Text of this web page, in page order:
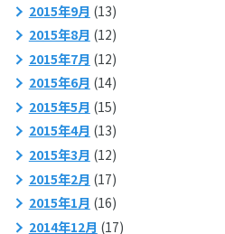
2015年9月 (13)
2015年8月 (12)
2015年7月 (12)
2015年6月 (14)
2015年5月 (15)
2015年4月 (13)
2015年3月 (12)
2015年2月 (17)
2015年1月 (16)
2014年12月 (17)